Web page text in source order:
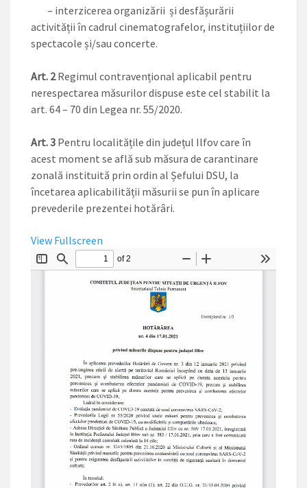
– interzicerea organizării și desfășurării
activității în cadrul cinematografelor, instituțiilor de
spectacole și/sau concerte.
Art. 2Regimul contravențional aplicabil pentru
nerespectarea măsurilor dispuse este cel stabilit la
art. 64 – 70 din Legea nr. 55/2020.
Art. 3 Pentru localitățile din județul Ilfov care în
acest moment se află sub măsura de carantinare
zonală instituită prin ordin al Șefului DSU, la
încetarea aplicabilității măsurii se pun în aplicare
prevederile prezentei hotărâri.
View Fullscreen